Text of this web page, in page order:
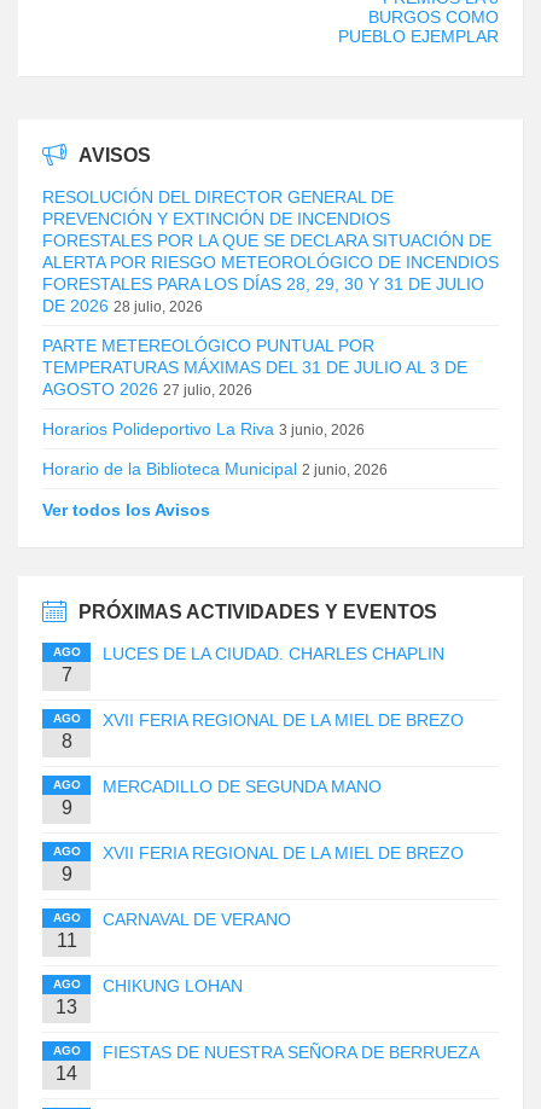
BURGOS COMO
PUEBLO EJEMPLAR
AVISOS
RESOLUCIÓN DEL DIRECTOR GENERAL DE
PREVENCIÓN Y EXTINCIÓN DE INCENDIOS
FORESTALES POR LA QUE SE DECLARA SITUACIÓN DE
ALERTA POR RIESGO METEOROLÓGICO DE INCENDIOS
FORESTALES PARA LOS DÍAS 28, 29, 30 Y 31 DE JULIO
DE 2026 28 julio, 2026
PARTE METEREOLÓGICO PUNTUAL POR
TEMPERATURAS MÁXIMAS DEL 31 DE JULIO AL 3 DE
AGOSTO 2026 27 julio, 2026
Horarios Polideportivo La Riva 3 junio, 2026
Horario de la Biblioteca Municipal 2 junio, 2026
Ver todos los Avisos
PRÓXIMAS ACTIVIDADES Y EVENTOS
AGO
7
LUCES DE LA CIUDAD. CHARLES CHAPLIN
AGO
8
XVII FERIA REGIONAL DE LA MIEL DE BREZO
AGO
9
MERCADILLO DE SEGUNDA MANO
AGO
9
XVII FERIA REGIONAL DE LA MIEL DE BREZO
AGO
11
CARNAVAL DE VERANO
AGO
13
CHIKUNG LOHAN
AGO
14
FIESTAS DE NUESTRA SEÑORA DE BERRUEZA